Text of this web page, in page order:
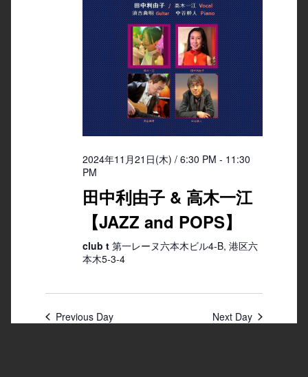
2024年11月21日(木) / 6:30 PM - 11:30
PM
田中利由子 & 高木一江
【JAZZ and POPS】
club t 第一レーヌ六本木ビル4-B, 港区六
本木5-3-4
Previous Day Next Day